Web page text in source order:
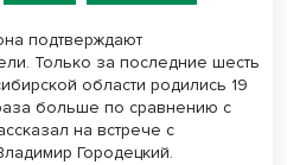
подтверждают
Только за последние шесть
области родились 19
больше по сравнению с
на встрече с
Городецкий.